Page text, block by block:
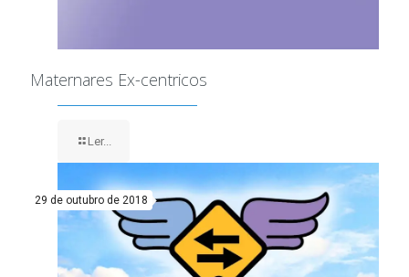
Maternares Ex-centricos
Ler...
29 de outubro de 2018